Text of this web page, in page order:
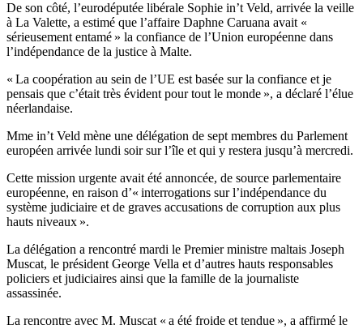
De son côté, l’eurodéputée libérale Sophie in’t Veld, arrivée la veille
à La Valette, a estimé que l’affaire Daphne Caruana avait «
sérieusement entamé » la confiance de l’Union européenne dans
l’indépendance de la justice à Malte.
« La coopération au sein de l’UE est basée sur la confiance et je
pensais que c’était très évident pour tout le monde », a déclaré l’élue
néerlandaise.
Mme in’t Veld mène une délégation de sept membres du Parlement
européen arrivée lundi soir sur l’île et qui y restera jusqu’à mercredi.
Cette mission urgente avait été annoncée, de source parlementaire
européenne, en raison d’« interrogations sur l’indépendance du
système judiciaire et de graves accusations de corruption aux plus
hauts niveaux ».
La délégation a rencontré mardi le Premier ministre maltais Joseph
Muscat, le président George Vella et d’autres hauts responsables
policiers et judiciaires ainsi que la famille de la journaliste
assassinée.
La rencontre avec M. Muscat « a été froide et tendue », a affirmé le